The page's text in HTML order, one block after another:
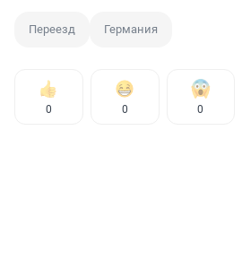
Переезд Германия
0 0 0